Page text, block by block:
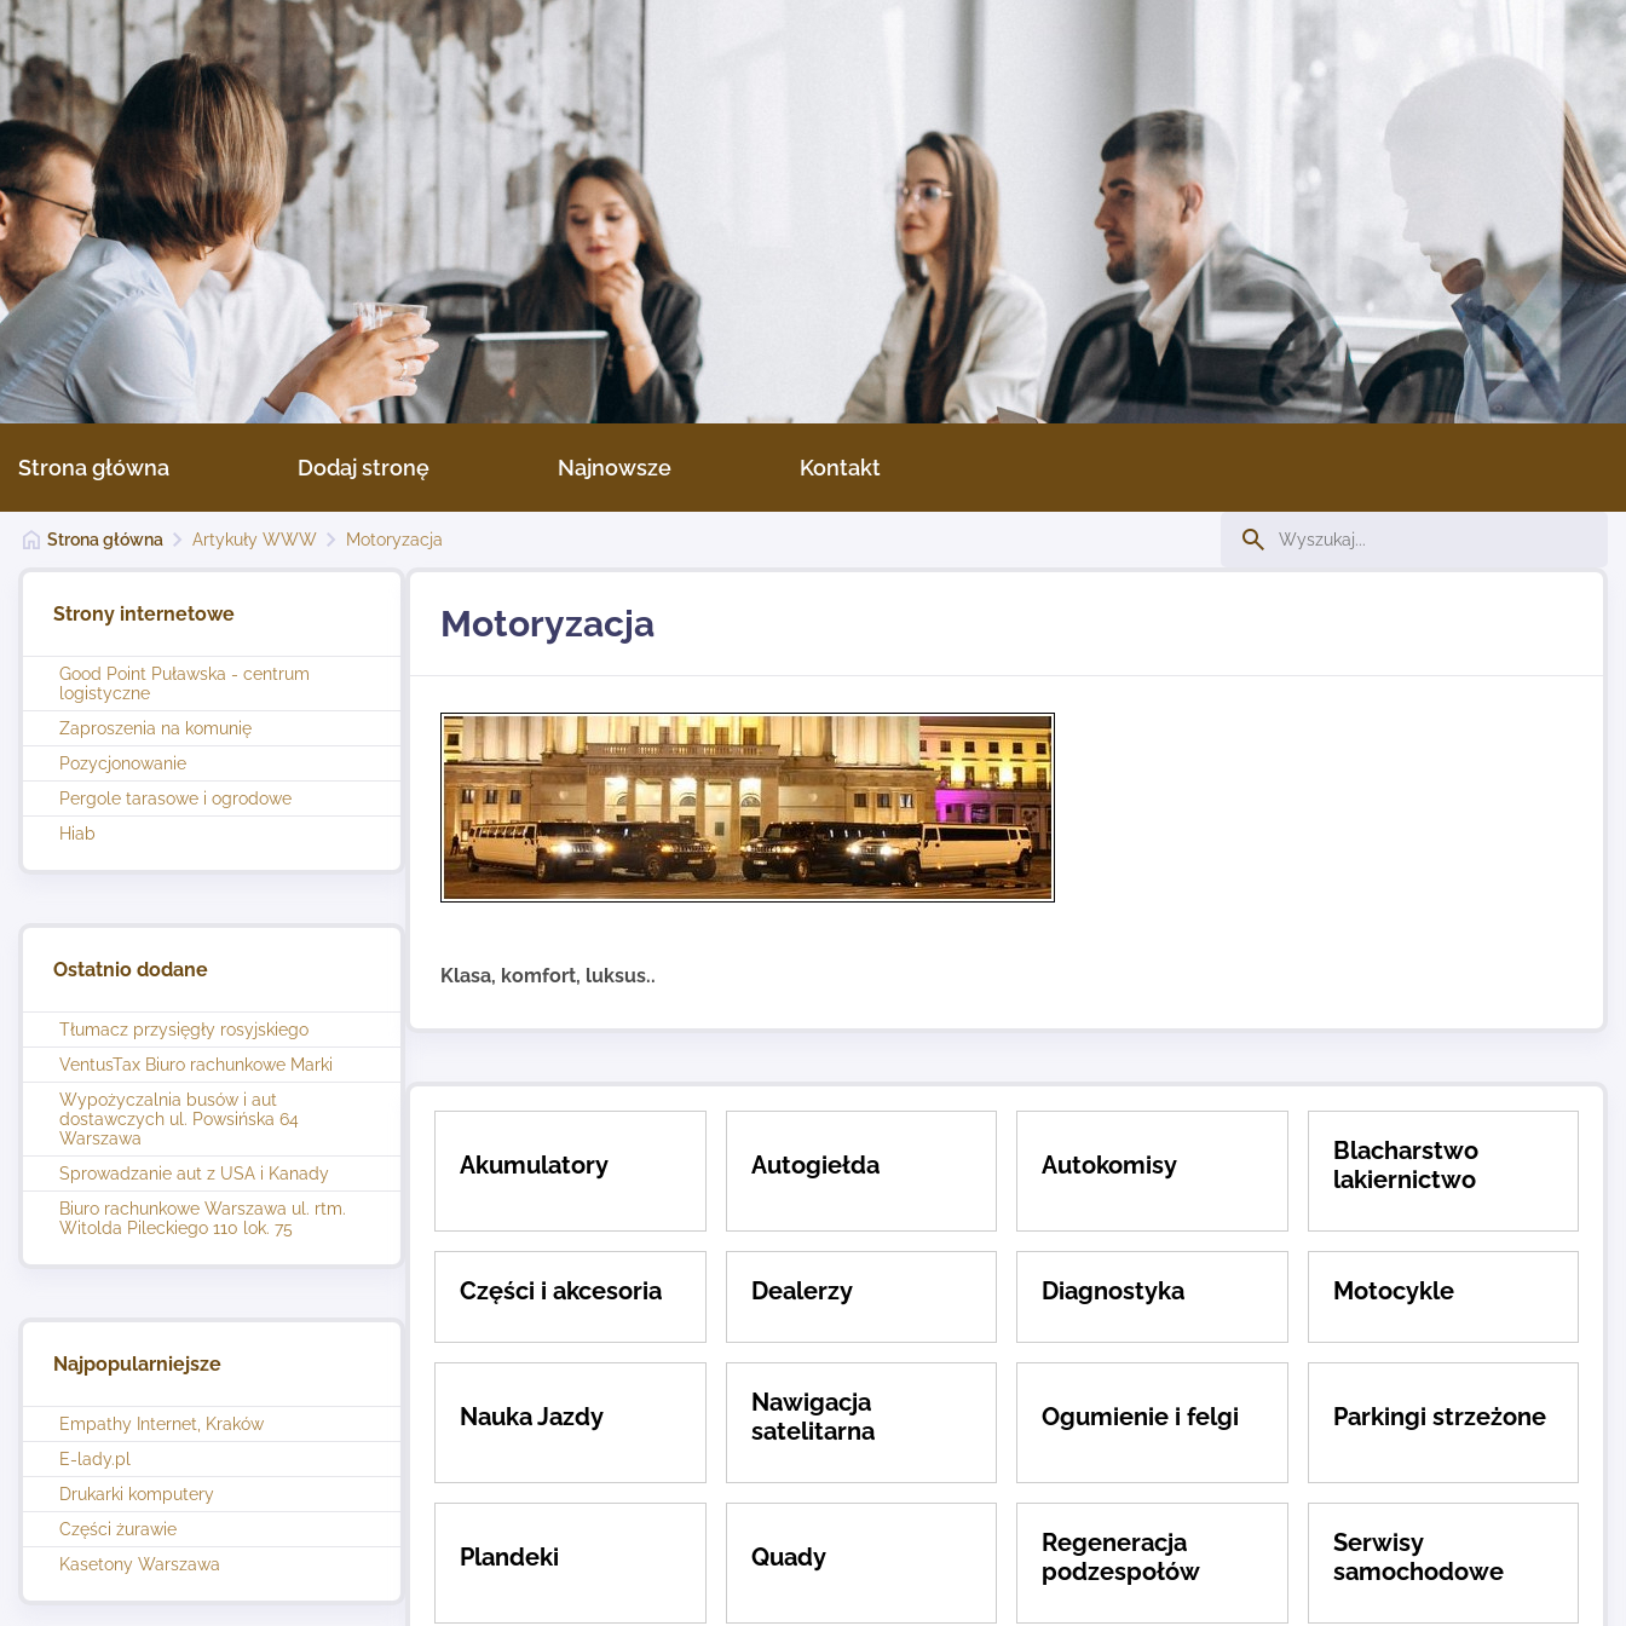
Strona główna Dodaj stronę Najnowsze Kontakt
Strona główna Artykuły WWW Motoryzacja
Strony internetowe
Good Point Puławska - centrum
logistyczne
Zaproszenia na komunię
Pozycjonowanie
Pergole tarasowe i ogrodowe
Hiab
Ostatnio dodane
Tłumacz przysięgły rosyjskiego
VentusTax Biuro rachunkowe Marki
Wypożyczalnia busów i aut
dostawczych ul. Powsińska 64
Warszawa
Sprowadzanie aut z USA i Kanady
Biuro rachunkowe Warszawa ul. rtm.
Witolda Pileckiego 110 lok. 75
Najpopularniejsze
Empathy Internet, Kraków
E-lady.pl
Drukarki komputery
Części żurawie
Kasetony Warszawa
Motoryzacja
Klasa, komfort, luksus..
Akumulatory Autogiełda Autokomisy
Blacharstwo
lakiernictwo
Części i akcesoria Dealerzy Diagnostyka Motocykle
Nauka Jazdy
Nawigacja
satelitarna
Ogumienie i felgi Parkingi strzeżone
Plandeki Quady
Regeneracja
podzespołów
Serwisy
samochodowe